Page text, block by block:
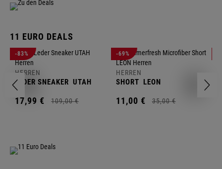
11 EURO DEALS
-83%
HERREN
LEDER SNEAKER UTAH
17,99 € 109,00 €
-69%
HERREN
SHORT LEON
11,00 € 35,00 €